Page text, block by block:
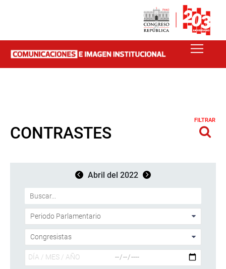
CONTRASTES
FILTRAR
Abril del 2022